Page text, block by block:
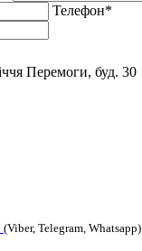
Телефон*
Перемоги, буд. 30
(Viber, Telegram, Whatsapp)